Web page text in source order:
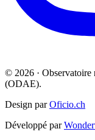
© 2026 · Observatoire
(ODAE).
Design parOficio.ch
Développé par